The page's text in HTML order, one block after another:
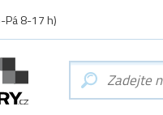
Pá 8-17 h)